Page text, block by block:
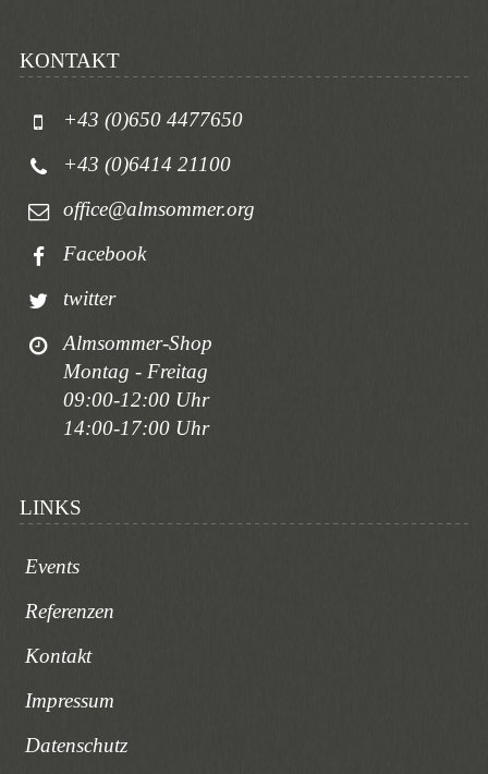
KONTAKT
+43 (0)650 4477650
+43 (0)6414 21100
office@almsommer.org
Facebook
twitter
Almsommer-Shop
Montag - Freitag
09:00-12:00 Uhr
14:00-17:00 Uhr
LINKS
Events
Referenzen
Kontakt
Impressum
Datenschutz